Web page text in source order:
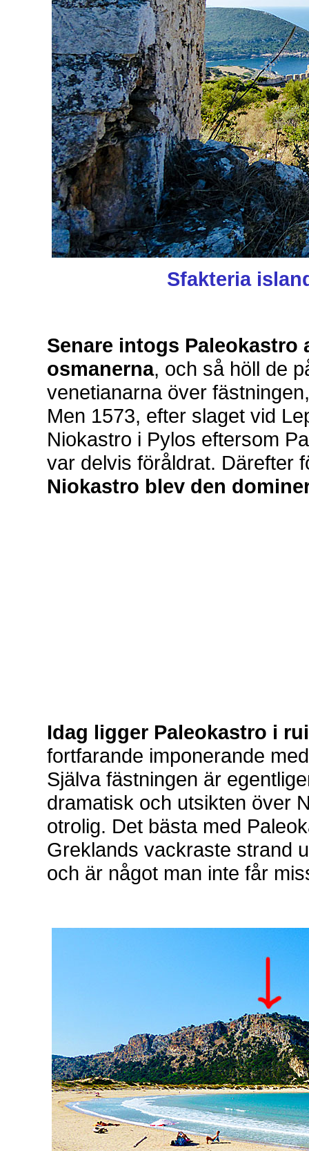
Sfakteria
Senare intogs Paleokastro
osmanerna, och så höll de
venetianarna över
Men 1573, efter slaget vid
Niokastro i Pylos eftersom
var delvis föråldrat. Därefter
Niokastro blev den
Idag ligger Paleokastro i
fortfarande imponerande
Själva fästningen är
dramatisk och utsikten över
otrolig. Det bästa med
Greklands vackraste strand
och är något man inte får